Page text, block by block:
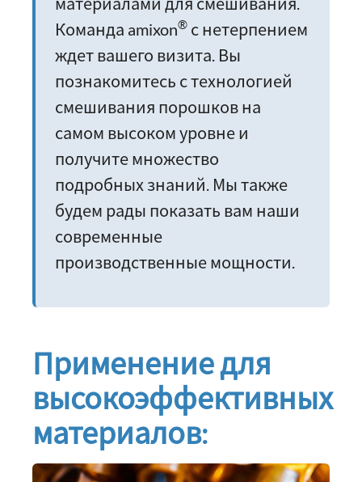
Команда amixon® с нетерпением
ждет вашего визита. Вы
познакомитесь с технологией
смешивания порошков на
самом высоком уровне и
получите множество
подробных знаний. Мы также
будем рады показать вам наши
современные
производственные мощности.
Применение для
высокоэффективных
материалов: